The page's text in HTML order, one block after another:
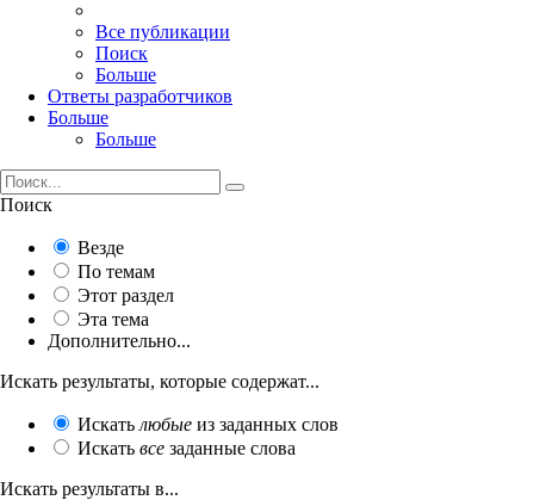
Все публикации
Поиск
Больше
Ответы разработчиков
Больше
Больше
Поиск
Везде
По темам
Этот раздел
Эта тема
Дополнительно...
Искать результаты, которые содержат...
Искать любые из заданных слов
Искать все заданные слова
Искать результаты в...